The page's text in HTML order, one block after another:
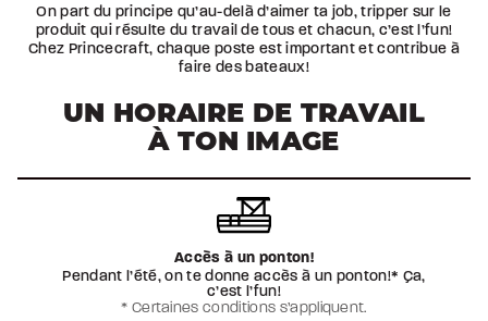
On part du principe qu’au-delà d’aimer ta job, tripper sur le
produit qui résulte du travail de tous et chacun, c’est l’fun!
Chez Princecraft, chaque poste est important et contribue à
faire des bateaux!
UN HORAIRE DE TRAVAIL
À TON IMAGE
Accès à un ponton!
Pendant l’été, on te donne accès à un ponton!* Ça,
c’est l’fun!
* Certaines conditions s’appliquent.